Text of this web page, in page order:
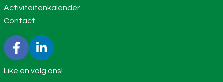
Activiteitenkalender
Contact
Like en volg ons!